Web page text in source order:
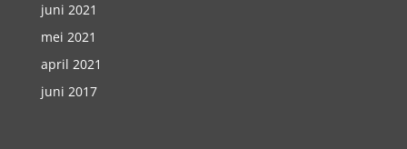
juni 2021
mei 2021
april 2021
juni 2017